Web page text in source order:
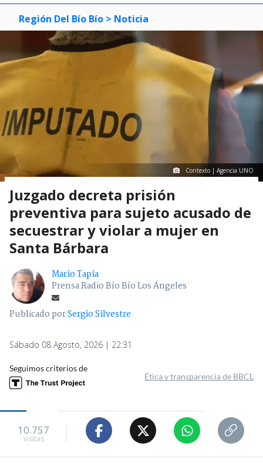
Región Del Bío Bío > Noticia
Contexto | Agencia UNO
Juzgado decreta prisión
preventiva para sujeto acusado de
secuestrar y violar a mujer en
Santa Bárbara
Mario Tapia
Prensa Radio Bío Bío Los Ángeles
Publicado porSergio Silvestre
Sábado 08 Agosto, 2026 | 22:31
Seguimos criterios de
Ética y transparencia de BBCL
10.757
visitas